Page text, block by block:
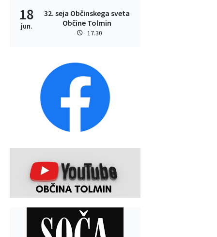
18
jun.
32. seja Občinskega sveta
Občine Tolmin
17.30